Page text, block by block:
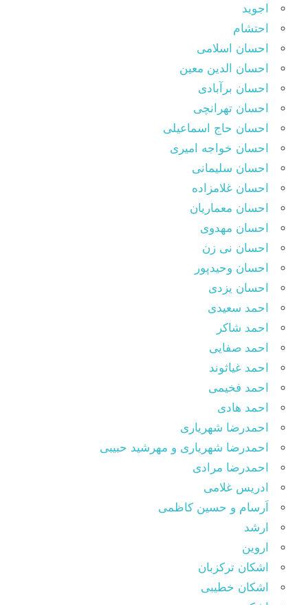
اجوید
احتشام
احسان اسلامی
احسان الدین معین
احسان برآبادی
احسان تهرانچی
احسان حاج اسماعیلی
احسان خواجه امیری
احسان سلیمانی
احسان غلامزاده
احسان معماریان
احسان مهدوی
احسان نی زن
احسان وحیدپور
احسان یزدی
احمد سعیدی
احمد شاکر
احمد صفایی
احمد غیاثوند
احمد فخیمی
احمد هادی
احمدرضا شهریاری
احمدرضا شهریاری و مهرشید حبیبی
احمدرضا مرادی
ادریس غلامی
اَرسام و حسین کاظمی
ارشد
اروین
اشکان ترکزبان
اشکان خطیبی